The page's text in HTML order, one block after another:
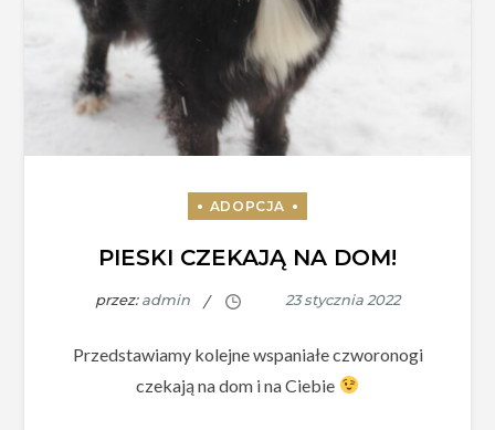
PIESKI CZEKAJĄ NA DOM!
przez:admin
Przedstawiamy kolejne wspaniałe czworonogi
czekają na dom i na Ciebie